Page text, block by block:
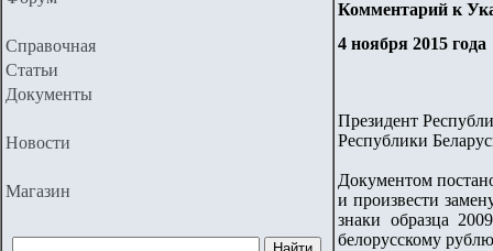
Справочная
Статьи
Документы
Новости
Магазин
Комментарий к
4 ноября 2015 года
Президент
Республики
Документом
и произвести
знаки образца
белорусскому